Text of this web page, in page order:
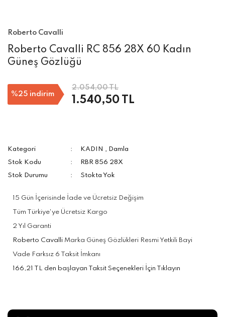
Roberto Cavalli
Roberto Cavalli RC 856 28X 60 Kadın
Güneş Gözlüğü
%25 indirim
2.054,00 TL
1.540,50 TL
Kategori KADIN , Damla
Stok Kodu
RBR 856 28X
Stok Durumu
Stokta Yok
15 Gün İçerisinde İade ve Ücretsiz Değişim
Tüm Türkiye'ye Ücretsiz Kargo
2 Yıl Garanti
Roberto Cavalli Marka Güneş Gözlükleri Resmi Yetkili Bayi
Vade Farksız 6 Taksit İmkanı
166,21 TL den başlayan Taksit Seçenekleri İçin Tıklayın